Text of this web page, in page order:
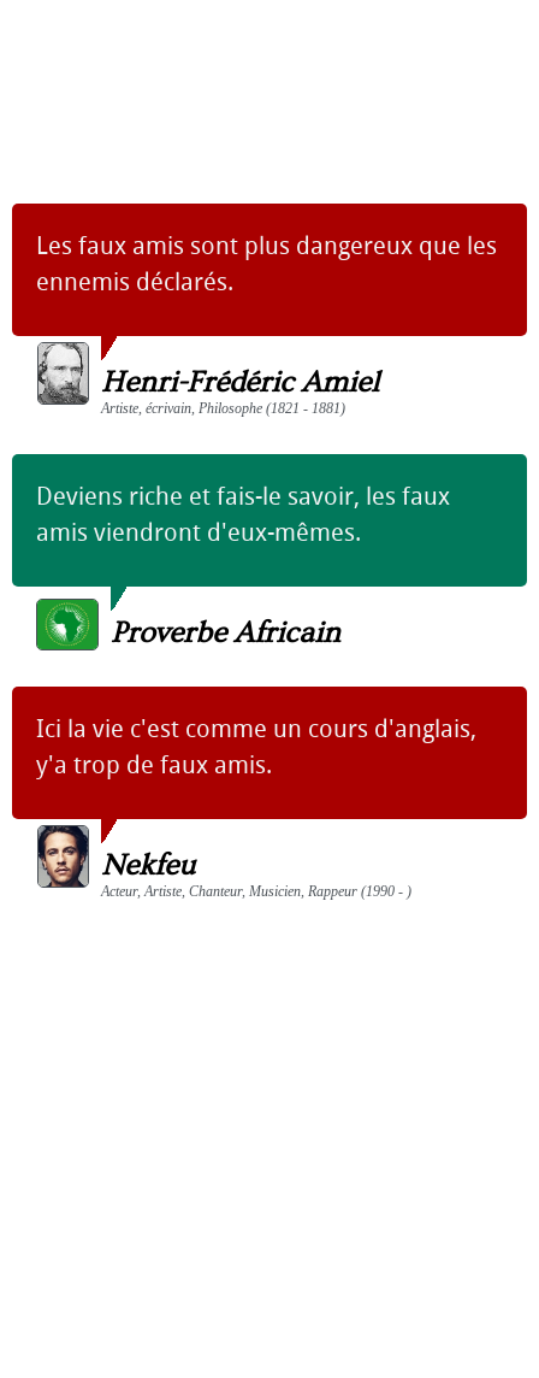
Les faux amis sont plus dangereux que les
ennemis déclarés.
Henri-Frédéric Amiel
Artiste, écrivain, Philosophe (1821 - 1881)
Deviens riche et fais-le savoir, les faux
amis viendront d'eux-mêmes.
Proverbe Africain
Ici la vie c'est comme un cours d'anglais,
y'a trop de faux amis.
Nekfeu
Acteur, Artiste, Chanteur, Musicien, Rappeur (1990 - )